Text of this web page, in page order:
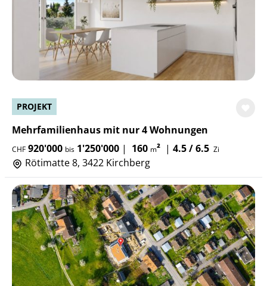
PROJEKT
Mehrfamilienhaus mit nur 4 Wohnungen
CHF 920'000 bis 1'250'000 | 160 m² | 4.5 / 6.5 Zi
Rötimatte 8, 3422 Kirchberg